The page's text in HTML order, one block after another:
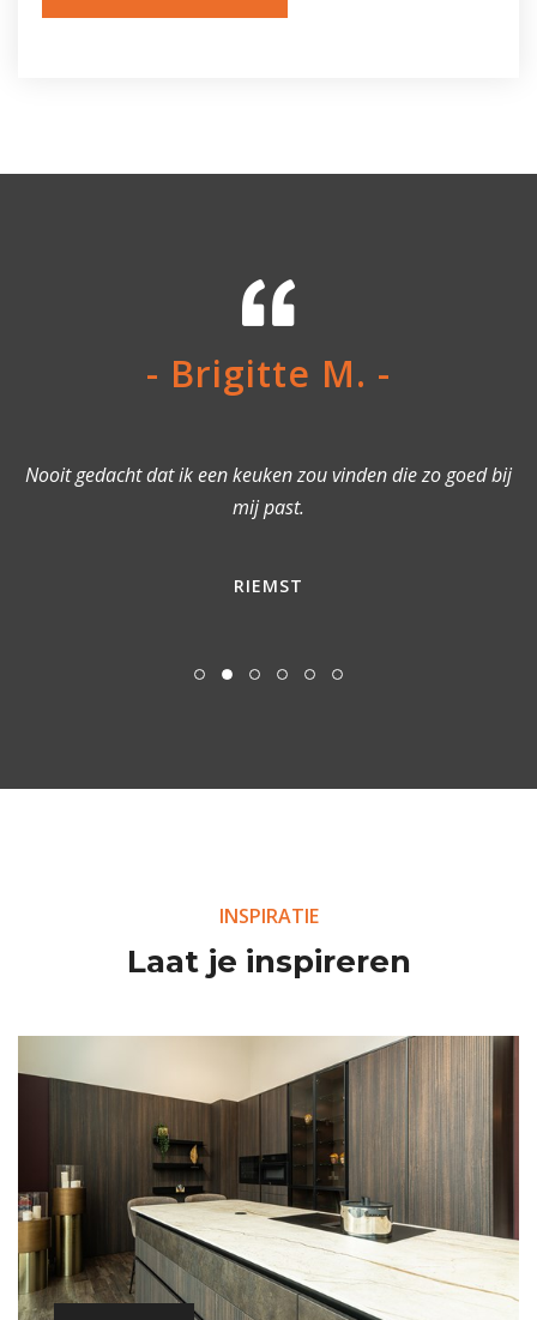
- Brigitte M. -
Nooit gedacht dat ik een keuken zou vinden die zo goed bij
mij past.
RIEMST
INSPIRATIE
Laat je inspireren